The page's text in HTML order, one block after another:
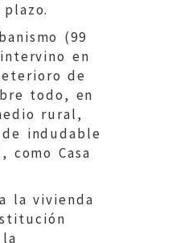
(99
en
de
todo, en
rural,
indudable
como Casa
la vivienda